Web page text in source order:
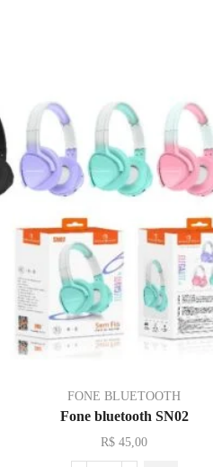
FONE BLUETOOTH
Fone bluetooth SN02
R$ 45,00